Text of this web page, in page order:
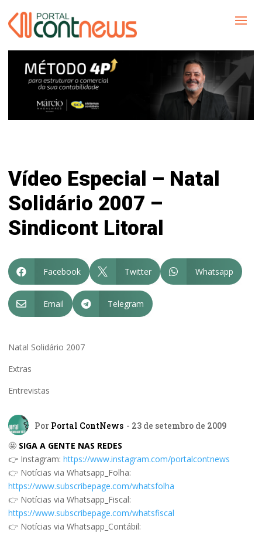
Vídeo Especial – Natal
Solidário 2007 –
Sindicont Litoral
 Facebook  Twitter  Whatsapp
 Email  Telegram
Natal Solidário 2007
Extras
Entrevistas
Por Portal ContNews - 23 de setembro de 2009
🤩 SIGA A GENTE NAS REDES
👉 Instagram: https://www.instagram.com/portalcontnews
👉 Notícias via Whatsapp_Folha:
https://www.subscribepage.com/whatsfolha
👉 Notícias via Whatsapp_Fiscal:
https://www.subscribepage.com/whatsfiscal
👉 Notícias via Whatsapp_Contábil: